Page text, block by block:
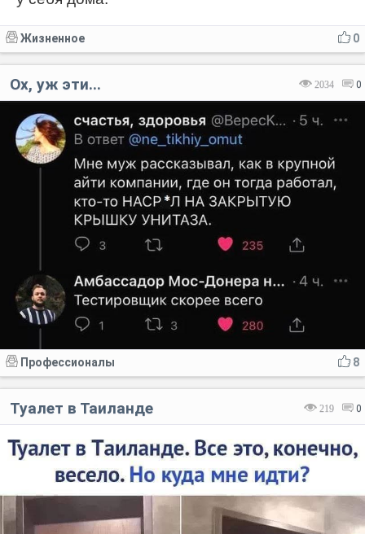
0
Жизненное
2034 0
Ох, уж эти...
8
Профессионалы
219 0
Туалет в Таиланде